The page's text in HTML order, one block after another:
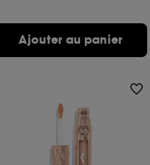
Ajouter au panier